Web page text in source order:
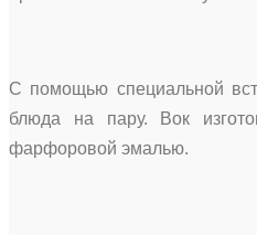
С помощью специальной
блюда на пару. Вок
фарфоровой эмалью.